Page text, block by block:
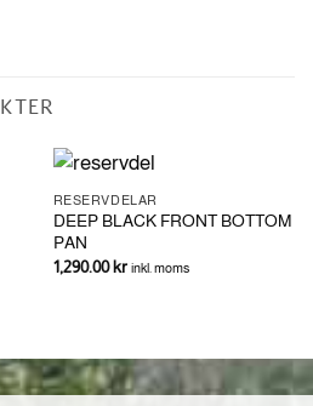
RESERVDELAR
DEEP BLACK FRONT BOTTOM
PAN
1,290.00kr inkl. moms